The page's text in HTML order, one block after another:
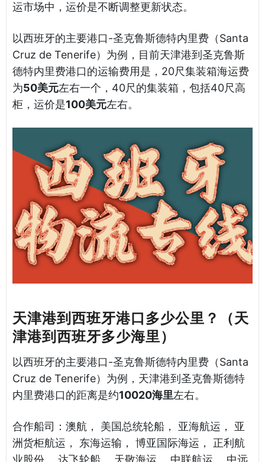
运市场中，运价是不断调整更新状态。
以西班牙的主要港口-圣克鲁斯德特内里费（Santa
Cruz de Tenerife）为例，目前天津港到圣克鲁斯
德特内里费港口的运输费用是，20尺集装箱海运费
为50美元左右一个，40尺的集装箱，包括40尺高
柜，运价是100美元左右。
天津港到西班牙港口多少公里？（天
津港到西班牙多少海里）
以西班牙的主要港口-圣克鲁斯德特内里费（Santa
Cruz de Tenerife）为例，天津港到圣克鲁斯德特
内里费港口的距离是约10020海里左右。
合作船司：澳航， 美国总统轮船， 亚海航运， 亚
洲货柜航运， 东海运输， 博亚国际海运， 正利航
业股份， 达飞轮船， 天敬海运， 中联航运， 中远